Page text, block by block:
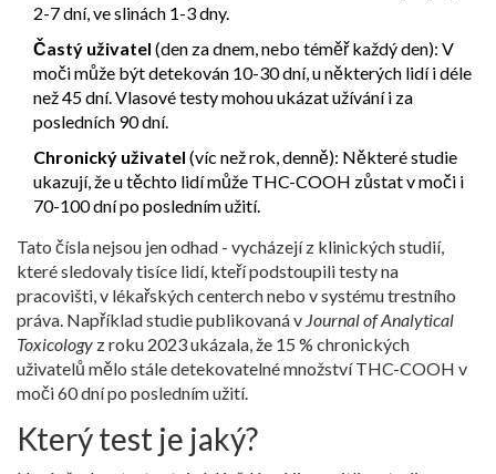
2-7 dní, ve slinách 1-3 dny.
Častý uživatel (den za dnem, nebo téměř každý den): V
moči může být detekován 10-30 dní, u některých lidí i déle
než 45 dní. Vlasové testy mohou ukázat užívání i za
posledních 90 dní.
Chronický uživatel (víc než rok, denně): Některé studie
ukazují, že u těchto lidí může THC-COOH zůstat v moči i
70-100 dní po posledním užití.
Tato čísla nejsou jen odhad - vycházejí z klinických studií,
které sledovaly tisíce lidí, kteří podstoupili testy na
pracovišti, v lékařských centerch nebo v systému trestního
práva. Například studie publikovaná v Journal of Analytical
Toxicology z roku 2023 ukázala, že 15 % chronických
uživatelů mělo stále detekovatelné množství THC-COOH v
moči 60 dní po posledním užití.
Který test je jaký?